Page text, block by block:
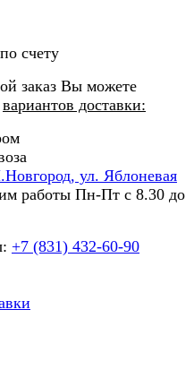
счету
заказ Вы можете
вариантов доставки:
ул. Яблоневая
работы Пн-Пт с 8.30 до
+7 (831) 432-60-90